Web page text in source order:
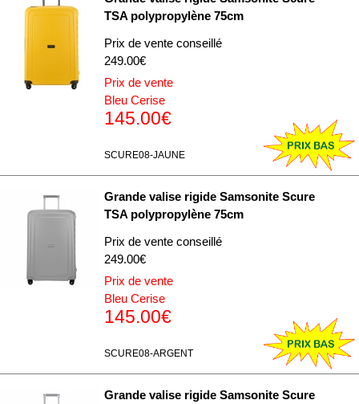
TSA polypropylène 75cm
Prix de vente conseillé
249.00€
Prix de vente
Bleu Cerise
145.00€
SCURE08-JAUNE
Grande valise rigide Samsonite Scure
TSA polypropylène 75cm
Prix de vente conseillé
249.00€
Prix de vente
Bleu Cerise
145.00€
SCURE08-ARGENT
Grande valise rigide Samsonite Scure